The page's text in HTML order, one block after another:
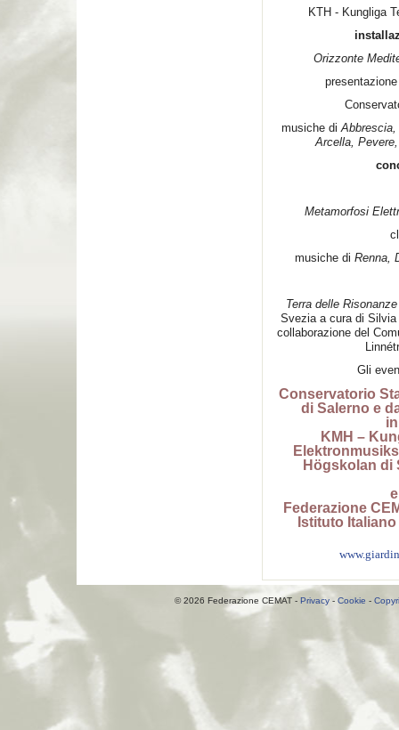
KTH - Kungliga
Orizzonte
musiche diAbbrescia,
Arcella,
Metamorfosi
musiche di Renna,
Terra delle
Svezia a cura di
collaborazione del
Gli
Conservatorio
di Salerno e
KMH –
Högskolan di
Federazione
Istituto
© 2026 Federazione CEMAT - Privacy- Cookie -